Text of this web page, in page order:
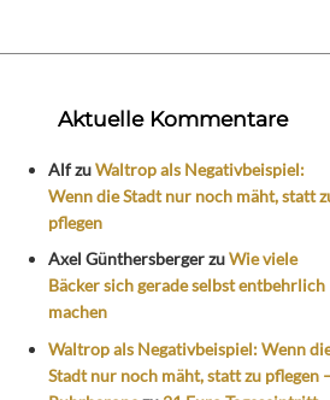
Aktuelle Kommentare
AlfzuWaltrop als Negativbeispiel:
Wenn die Stadt nur noch mäht, statt
pflegen
Axel GünthersbergerzuWie viele
Bäcker sich gerade selbst entbehrlich
machen
Waltrop als Negativbeispiel: Wenn
Stadt nur noch mäht, statt zu pflegen